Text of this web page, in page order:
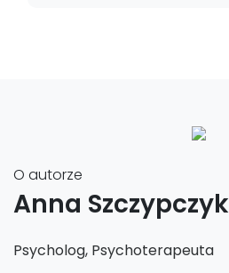
O autorze
Anna Szczypczyk
Psycholog, Psychoterapeuta